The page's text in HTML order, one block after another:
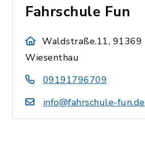
Fahrschule Fun
Waldstraße.11, 91369
Wiesenthau
09191796709
info@fahrschule-fun.de